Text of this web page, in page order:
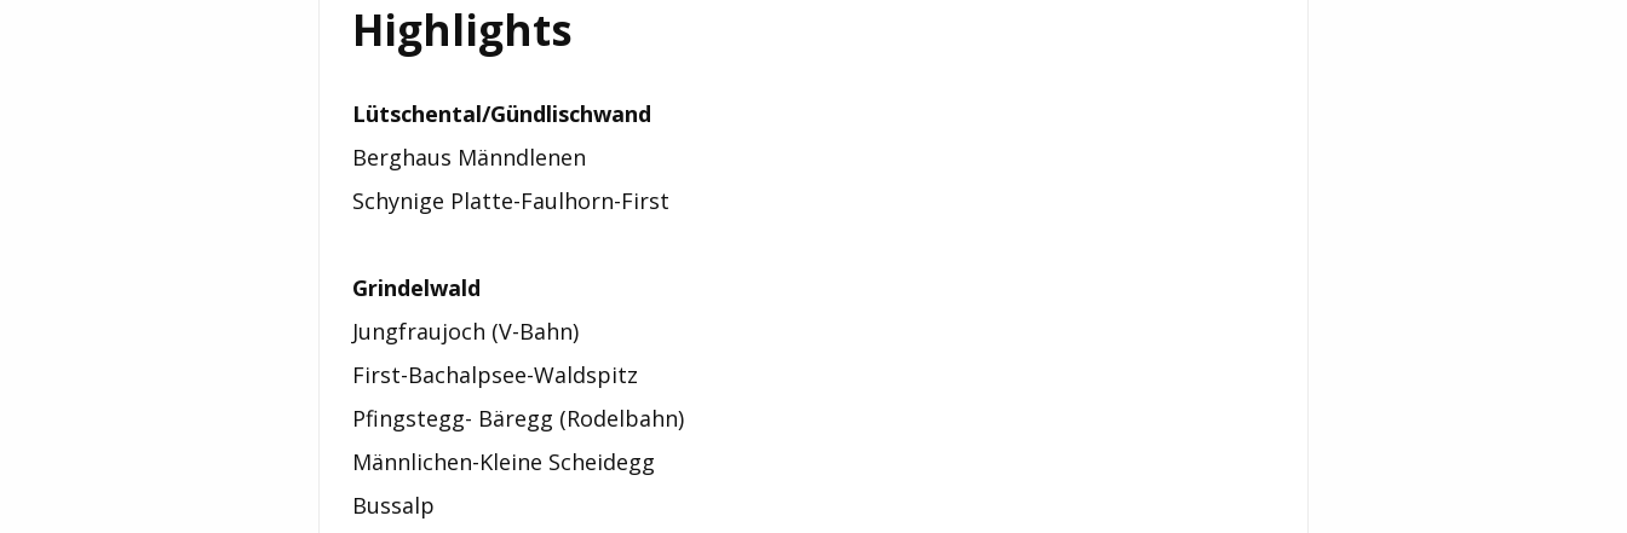
Highlights
Lütschental/Gündlischwand
Berghaus Männdlenen
Schynige Platte-Faulhorn-First
Grindelwald
Jungfraujoch (V-Bahn)
First-Bachalpsee-Waldspitz
Pfingstegg- Bäregg (Rodelbahn)
Männlichen-Kleine Scheidegg
Bussalp